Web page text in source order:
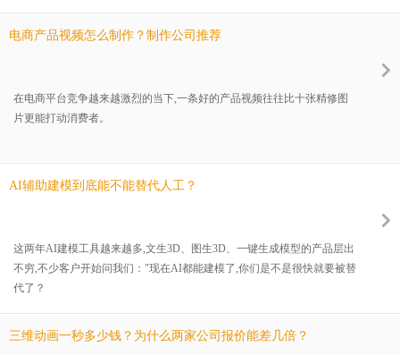
业技术的发展，并积极将Cinema 4D（C4D）与AI技术相结合，为客户打
电商产品视频怎么制作？制作公司推荐
在电商平台竞争越来越激烈的当下,一条好的产品视频往往比十张精修图
片更能打动消费者。
AI辅助建模到底能不能替代人工？
这两年AI建模工具越来越多,文生3D、图生3D、一键生成模型的产品层出
不穷,不少客户开始问我们："现在AI都能建模了,你们是不是很快就要被替
代了？
三维动画一秒多少钱？为什么两家公司报价能差几倍？